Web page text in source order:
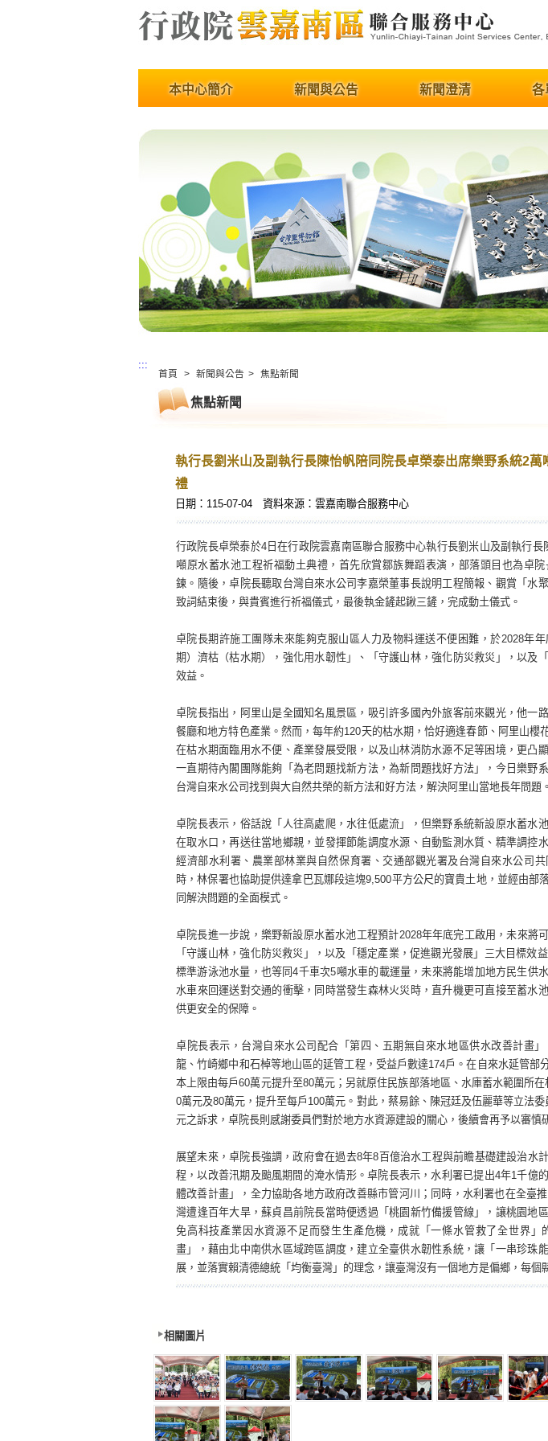
開啟主選單
本中心簡介 新聞與公告 新聞澄清 各
:::
首頁 > 新聞與公告 > 焦點新聞
焦點新聞
執行長劉米山及副執行長陳怡帆陪同院長卓榮泰出席樂野系統2
禮
日期：115-07-04 資料來源：雲嘉南聯合服務中心
行政院長卓榮泰於4日在行政院雲嘉南區聯合服務中心執行長劉米山及副執行
噸原水蓄水池工程祈福動土典禮，首先欣賞鄒族舞蹈表演，部落頭目也為卓
鍊。隨後，卓院長聽取台灣自來水公司李嘉榮董事長說明工程簡報、觀賞「水
致詞結束後，與貴賓進行祈福儀式，最後執金鏟起鍬三鏟，完成動土儀式。
卓院長期許施工團隊未來能夠克服山區人力及物料運送不便困難，於2028年
期）濟枯（枯水期），強化用水韌性」、「守護山林，強化防災救災」，以及
效益。
卓院長指出，阿里山是全國知名風景區，吸引許多國內外旅客前來觀光，他一
餐廳和地方特色產業。然而，每年約120天的枯水期，恰好適逢春節、阿里山櫻
在枯水期面臨用水不便、產業發展受限，以及山林消防水源不足等困境，更凸
一直期待內閣團隊能夠「為老問題找新方法，為新問題找好方法」，今日樂野
台灣自來水公司找到與大自然共榮的新方法和好方法，解決阿里山當地長年問題。
卓院長表示，俗話說「人往高處爬，水往低處流」，但樂野系統新設原水蓄水
在取水口，再送往當地鄉親，並發揮節能調度水源、自動監測水質、精準調控
經濟部水利署、農業部林業與自然保育署、交通部觀光署及台灣自來水公司
時，林保署也協助提供達拿巴瓦娜段這塊9,500平方公尺的寶貴土地，並經由部
同解決問題的全面模式。
卓院長進一步說，樂野新設原水蓄水池工程預計2028年年底完工啟用，未來將
「守護山林，強化防災救災」，以及「穩定產業，促進觀光發展」三大目標效
標準游泳池水量，也等同4千車次5噸水車的載運量，未來將能增加地方民生供
水車來回運送對交通的衝擊，同時當發生森林火災時，直升機更可直接至蓄水
供更安全的保障。
卓院長表示，台灣自來水公司配合「第四、五期無自來水地區供水改善計畫
龍、竹崎鄉中和石棹等地山區的延管工程，受益戶數達174戶。在自來水延管部
本上限由每戶60萬元提升至80萬元；另就原住民族部落地區、水庫蓄水範圍所
0萬元及80萬元，提升至每戶100萬元。對此，蔡易餘、陳冠廷及伍麗華等立法
元之訴求，卓院長則感謝委員們對於地方水資源建設的關心，後續會再予以審慎
展望未來，卓院長強調，政府會在過去8年8百億治水工程與前瞻基礎建設治水
程，以改善汛期及颱風期間的淹水情形。卓院長表示，水利署已提出4年1千億
體改善計畫」，全力協助各地方政府改善縣市管河川；同時，水利署也在全臺
灣遭逢百年大旱，蘇貞昌前院長當時便透過「桃園新竹備援管線」，讓桃園地
免高科技產業因水資源不足而發生生產危機，成就「一條水管救了全世界」
畫」，藉由北中南供水區域跨區調度，建立全臺供水韌性系統，讓「一串珍珠
展，並落實賴清德總統「均衡臺灣」的理念，讓臺灣沒有一個地方是偏鄉，每個
相關圖片